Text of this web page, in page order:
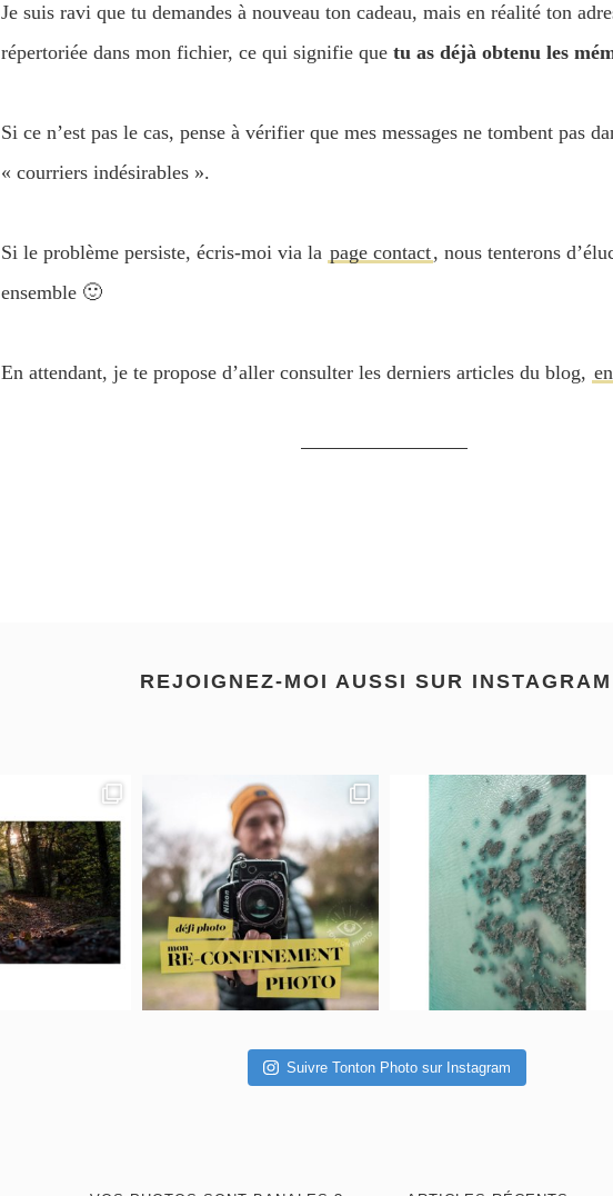
Je suis ravi que tu demandes à nouveau ton cadeau, mais en réalité ton
répertoriée dans mon fichier, ce qui signifie que tu as déjà obtenu les
Si ce n’est pas le cas, pense à vérifier que mes messages ne tombent pas
« courriers indésirables ».
Si le problème persiste, écris-moi via la page contact, nous tenterons
ensemble 🙂
En attendant, je te propose d’aller consulter les derniers articles du blog,
REJOIGNEZ-MOI AUSSI SUR
Suivre Tonton Photo sur Instagram